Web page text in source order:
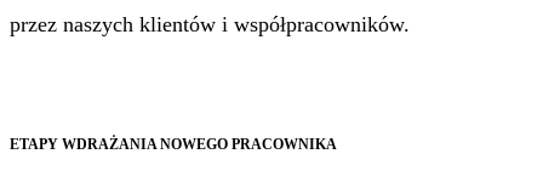
przez naszych klientów i współpracowników.
ETAPY WDRAŻANIA NOWEGO PRACOWNIKA